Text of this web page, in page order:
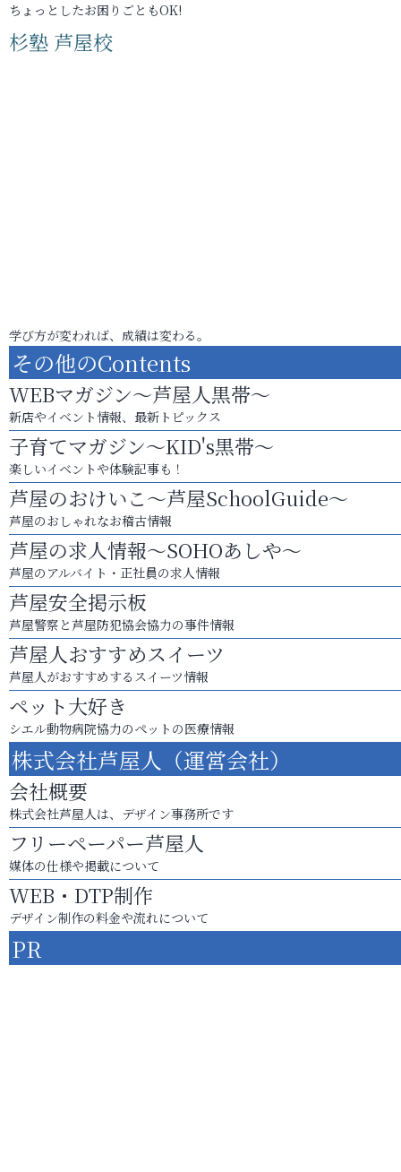
ちょっとしたお困りごともOK!
杉塾 芦屋校
学び方が変われば、成績は変わる。
その他のContents
WEBマガジン～芦屋人黒帯～
新店やイベント情報、最新トピックス
子育てマガジン～KID's黒帯～
楽しいイベントや体験記事も！
芦屋のおけいこ～芦屋SchoolGuide～
芦屋のおしゃれなお稽古情報
芦屋の求人情報～SOHOあしや～
芦屋のアルバイト・正社員の求人情報
芦屋安全掲示板
芦屋警察と芦屋防犯協会協力の事件情報
芦屋人おすすめスイーツ
芦屋人がおすすめするスイーツ情報
ペット大好き
シエル動物病院協力のペットの医療情報
株式会社芦屋人（運営会社）
会社概要
株式会社芦屋人は、デザイン事務所です
フリーペーパー芦屋人
媒体の仕様や掲載について
WEB・DTP制作
デザイン制作の料金や流れについて
PR